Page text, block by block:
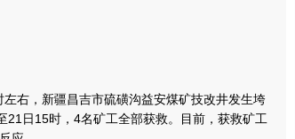
，新疆昌吉市硫磺沟益安煤矿技改井发生垮
日15时，4名矿工全部获救。目前，获救矿工